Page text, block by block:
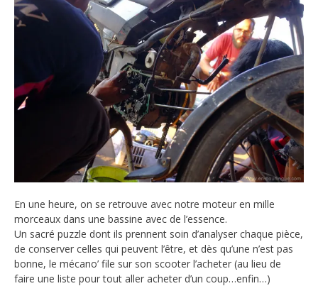
En une heure, on se retrouve avec notre moteur en mille
morceaux dans une bassine avec de l’essence.
Un sacré puzzle dont ils prennent soin d’analyser chaque pièce,
de conserver celles qui peuvent l’être, et dès qu’une n’est pas
bonne, le mécano’ file sur son scooter l’acheter (au lieu de
faire une liste pour tout aller acheter d’un coup…enfin…)